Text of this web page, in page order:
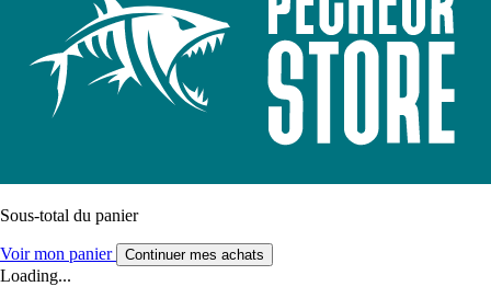
Sous-total du panier
Voir mon panier Continuer mes achats
Loading...